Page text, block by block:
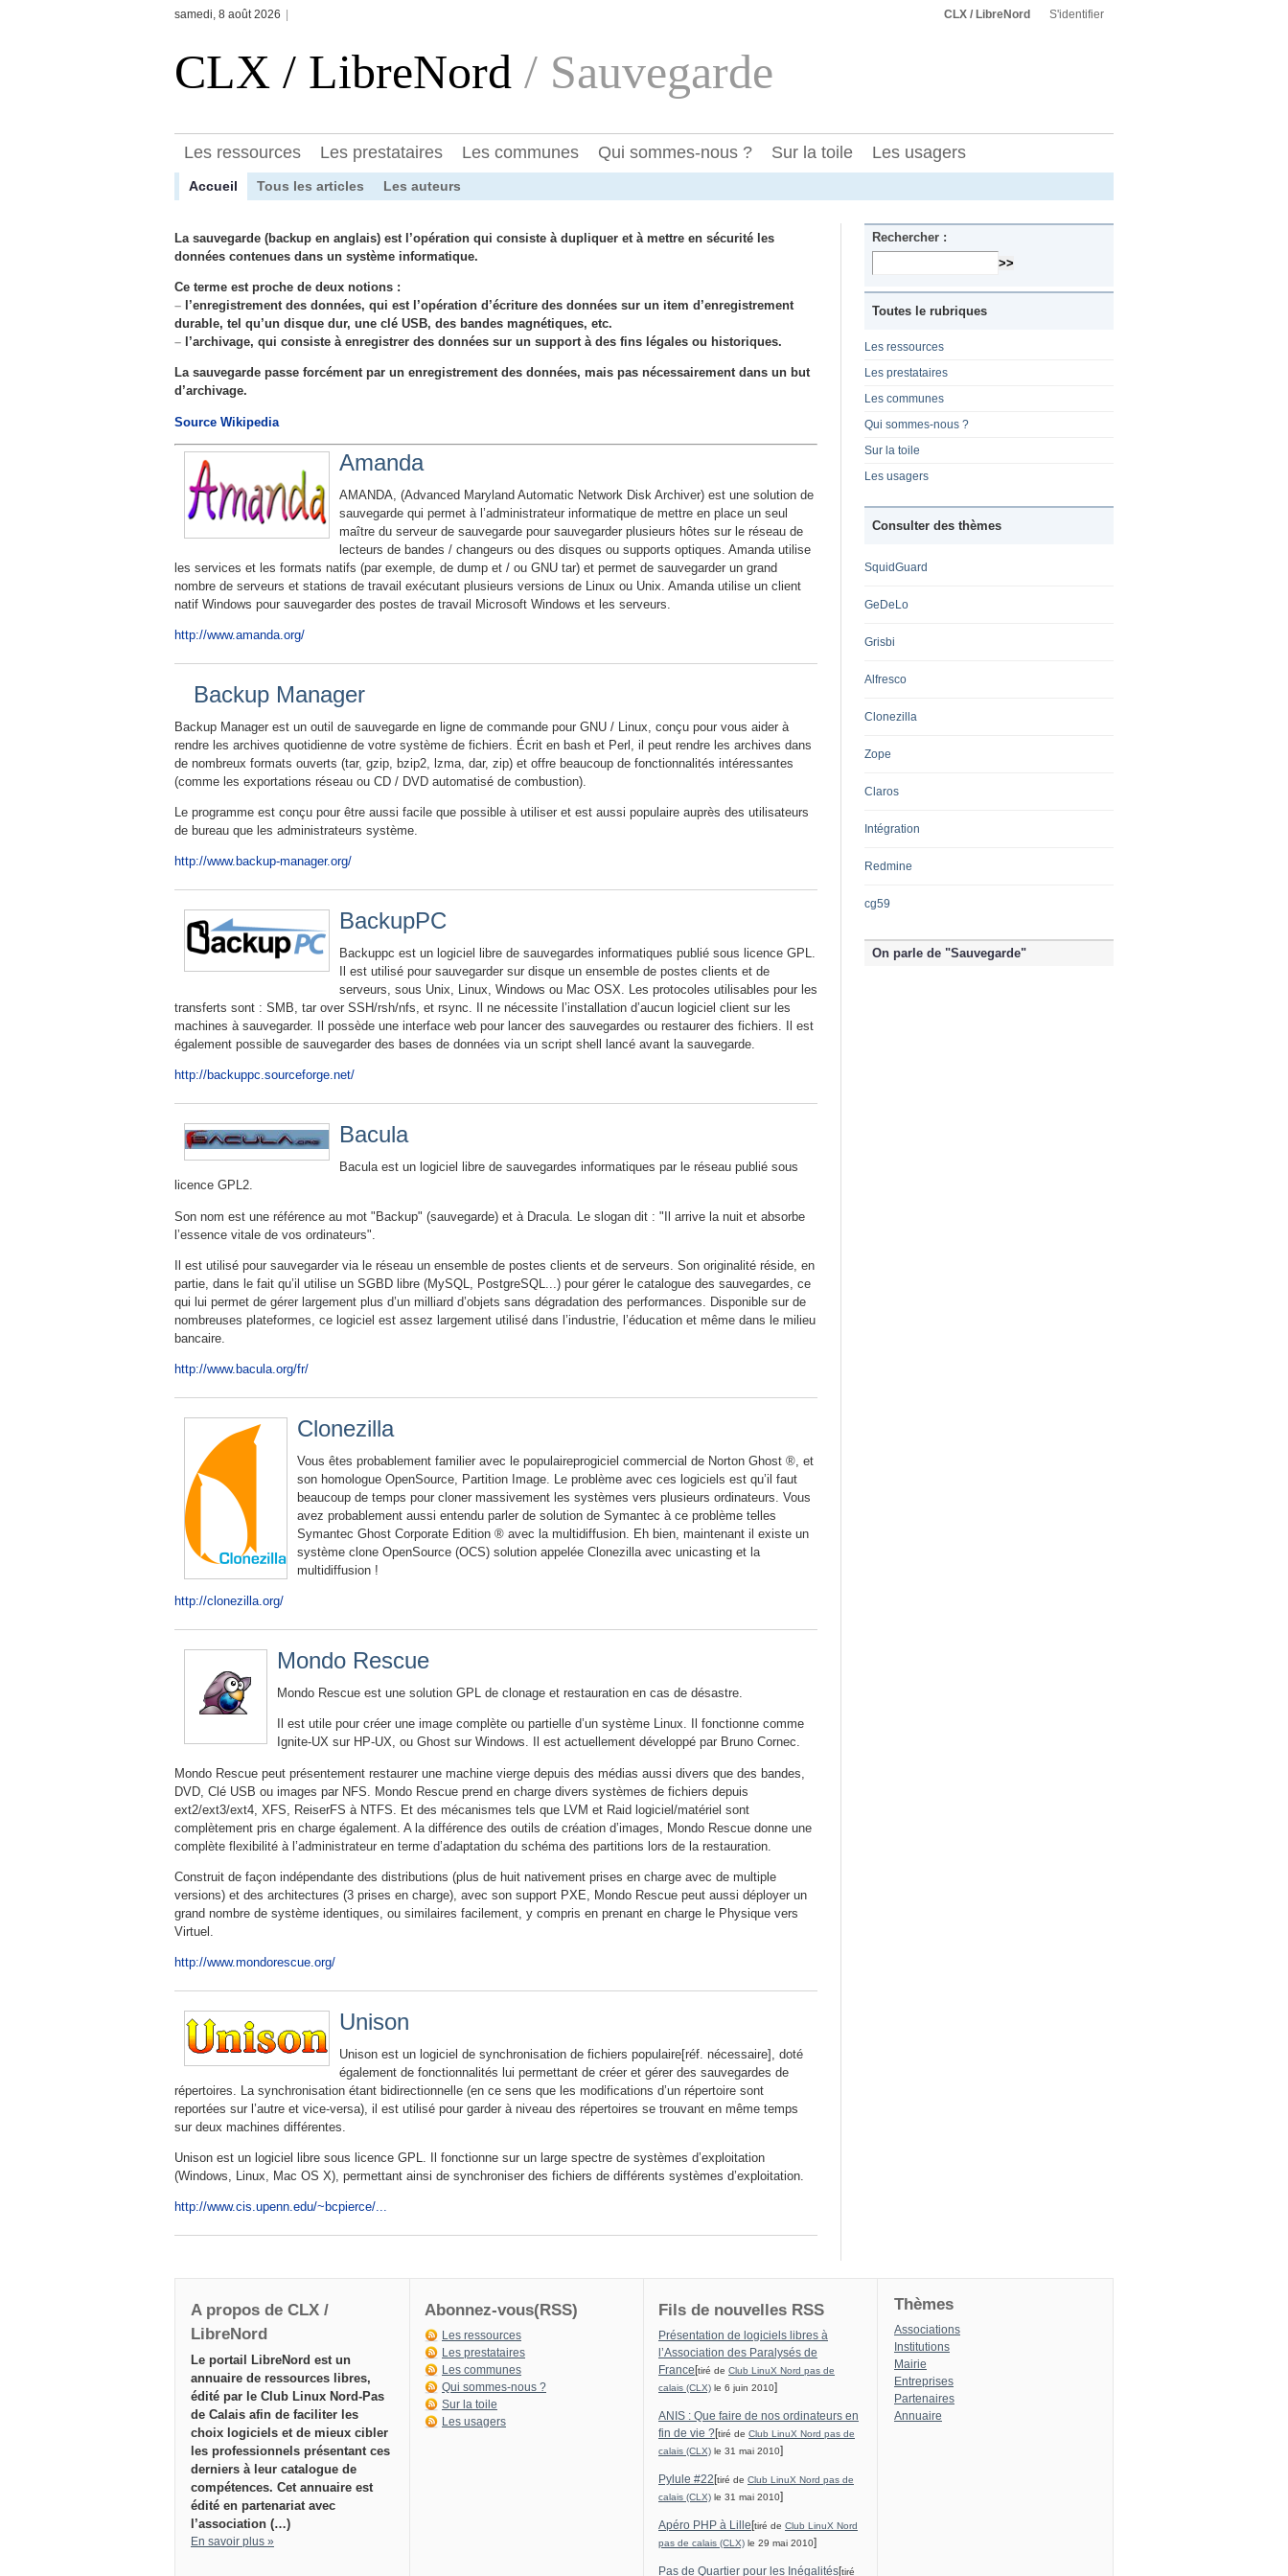
samedi, 8 août 2026 CLX / LibreNord S'identifier
CLX / LibreNord / Sauvegarde
Les ressources Les prestataires Les communes Qui sommes-nous ? Sur la toile Les usagers
Accueil Tous les articles Les auteurs
La sauvegarde (backup en anglais) est l’opération qui consiste à dupliquer et à mettre en sécurité les
données contenues dans un système informatique.
Ce terme est proche de deux notions :
– l’enregistrement des données, qui est l’opération d’écriture des données sur un item d’enregistrement
durable, tel qu’un disque dur, une clé USB, des bandes magnétiques, etc.
– l’archivage, qui consiste à enregistrer des données sur un support à des fins légales ou historiques.
La sauvegarde passe forcément par un enregistrement des données, mais pas nécessairement dans un but
d’archivage.
Source Wikipedia
Amanda
AMANDA, (Advanced Maryland Automatic Network Disk Archiver) est une solution de
sauvegarde qui permet à l’administrateur informatique de mettre en place un seul
maître du serveur de sauvegarde pour sauvegarder plusieurs hôtes sur le réseau de
lecteurs de bandes / changeurs ou des disques ou supports optiques. Amanda utilise
les services et les formats natifs (par exemple, de dump et / ou GNU tar) et permet de sauvegarder un grand
nombre de serveurs et stations de travail exécutant plusieurs versions de Linux ou Unix. Amanda utilise un client
natif Windows pour sauvegarder des postes de travail Microsoft Windows et les serveurs.
http://www.amanda.org/
Backup Manager
Backup Manager est un outil de sauvegarde en ligne de commande pour GNU / Linux, conçu pour vous aider à
rendre les archives quotidienne de votre système de fichiers. Écrit en bash et Perl, il peut rendre les archives dans
de nombreux formats ouverts (tar, gzip, bzip2, lzma, dar, zip) et offre beaucoup de fonctionnalités intéressantes
(comme les exportations réseau ou CD / DVD automatisé de combustion).
Le programme est conçu pour être aussi facile que possible à utiliser et est aussi populaire auprès des utilisateurs
de bureau que les administrateurs système.
http://www.backup-manager.org/
BackupPC
Backuppc est un logiciel libre de sauvegardes informatiques publié sous licence GPL.
Il est utilisé pour sauvegarder sur disque un ensemble de postes clients et de
serveurs, sous Unix, Linux, Windows ou Mac OSX. Les protocoles utilisables pour les
transferts sont : SMB, tar over SSH/rsh/nfs, et rsync. Il ne nécessite l’installation d’aucun logiciel client sur les
machines à sauvegarder. Il possède une interface web pour lancer des sauvegardes ou restaurer des fichiers. Il est
également possible de sauvegarder des bases de données via un script shell lancé avant la sauvegarde.
http://backuppc.sourceforge.net/
Bacula
Bacula est un logiciel libre de sauvegardes informatiques par le réseau publié sous
licence GPL2.
Son nom est une référence au mot "Backup" (sauvegarde) et à Dracula. Le slogan dit : "Il arrive la nuit et absorbe
l’essence vitale de vos ordinateurs".
Il est utilisé pour sauvegarder via le réseau un ensemble de postes clients et de serveurs. Son originalité réside, en
partie, dans le fait qu’il utilise un SGBD libre (MySQL, PostgreSQL...) pour gérer le catalogue des sauvegardes, ce
qui lui permet de gérer largement plus d’un milliard d’objets sans dégradation des performances. Disponible sur de
nombreuses plateformes, ce logiciel est assez largement utilisé dans l’industrie, l’éducation et même dans le milieu
bancaire.
http://www.bacula.org/fr/
Clonezilla
Vous êtes probablement familier avec le populaireprogiciel commercial de Norton Ghost ®, et
son homologue OpenSource, Partition Image. Le problème avec ces logiciels est qu’il faut
beaucoup de temps pour cloner massivement les systèmes vers plusieurs ordinateurs. Vous
avez probablement aussi entendu parler de solution de Symantec à ce problème telles
Symantec Ghost Corporate Edition ® avec la multidiffusion. Eh bien, maintenant il existe un
système clone OpenSource (OCS) solution appelée Clonezilla avec unicasting et la
multidiffusion !
http://clonezilla.org/
Mondo Rescue
Mondo Rescue est une solution GPL de clonage et restauration en cas de désastre.
Il est utile pour créer une image complète ou partielle d’un système Linux. Il fonctionne comme
Ignite-UX sur HP-UX, ou Ghost sur Windows. Il est actuellement développé par Bruno Cornec.
Mondo Rescue peut présentement restaurer une machine vierge depuis des médias aussi divers que des bandes,
DVD, Clé USB ou images par NFS. Mondo Rescue prend en charge divers systèmes de fichiers depuis
ext2/ext3/ext4, XFS, ReiserFS à NTFS. Et des mécanismes tels que LVM et Raid logiciel/matériel sont
complètement pris en charge également. A la différence des outils de création d’images, Mondo Rescue donne une
complète flexibilité à l’administrateur en terme d’adaptation du schéma des partitions lors de la restauration.
Construit de façon indépendante des distributions (plus de huit nativement prises en charge avec de multiple
versions) et des architectures (3 prises en charge), avec son support PXE, Mondo Rescue peut aussi déployer un
grand nombre de système identiques, ou similaires facilement, y compris en prenant en charge le Physique vers
Virtuel.
http://www.mondorescue.org/
Unison
Unison est un logiciel de synchronisation de fichiers populaire[réf. nécessaire], doté
également de fonctionnalités lui permettant de créer et gérer des sauvegardes de
répertoires. La synchronisation étant bidirectionnelle (en ce sens que les modifications d’un répertoire sont
reportées sur l’autre et vice-versa), il est utilisé pour garder à niveau des répertoires se trouvant en même temps
sur deux machines différentes.
Unison est un logiciel libre sous licence GPL. Il fonctionne sur un large spectre de systèmes d’exploitation
(Windows, Linux, Mac OS X), permettant ainsi de synchroniser des fichiers de différents systèmes d’exploitation.
http://www.cis.upenn.edu/~bcpierce/...
Rechercher :
Toutes le rubriques
Les ressources
Les prestataires
Les communes
Qui sommes-nous ?
Sur la toile
Les usagers
Consulter des thèmes
SquidGuard
GeDeLo
Grisbi
Alfresco
Clonezilla
Zope
Claros
Intégration
Redmine
cg59
On parle de "Sauvegarde"
A propos de CLX /
LibreNord
Le portail LibreNord est un
annuaire de ressources libres,
édité par le Club Linux Nord-Pas
de Calais afin de faciliter les
choix logiciels et de mieux cibler
les professionnels présentant ces
derniers à leur catalogue de
compétences. Cet annuaire est
édité en partenariat avec
l’association (…)
En savoir plus »
Abonnez-vous(RSS)
Les ressources
Les prestataires
Les communes
Qui sommes-nous ?
Sur la toile
Les usagers
Fils de nouvelles RSS
Présentation de logiciels libres à
l’Association des Paralysés de
France [tiré de Club LinuX Nord pas de
calais (CLX) le 6 juin 2010]
ANIS : Que faire de nos ordinateurs en
fin de vie ?[tiré de Club LinuX Nord pas de
calais (CLX) le 31 mai 2010]
Pylule #22 [tiré de Club LinuX Nord pas de
calais (CLX) le 31 mai 2010]
Apéro PHP à Lille [tiré de Club LinuX Nord
pas de calais (CLX) le 29 mai 2010]
Pas de Quartier pour les Inégalités[tiré
Thèmes
Associations
Institutions
Mairie
Entreprises
Partenaires
Annuaire